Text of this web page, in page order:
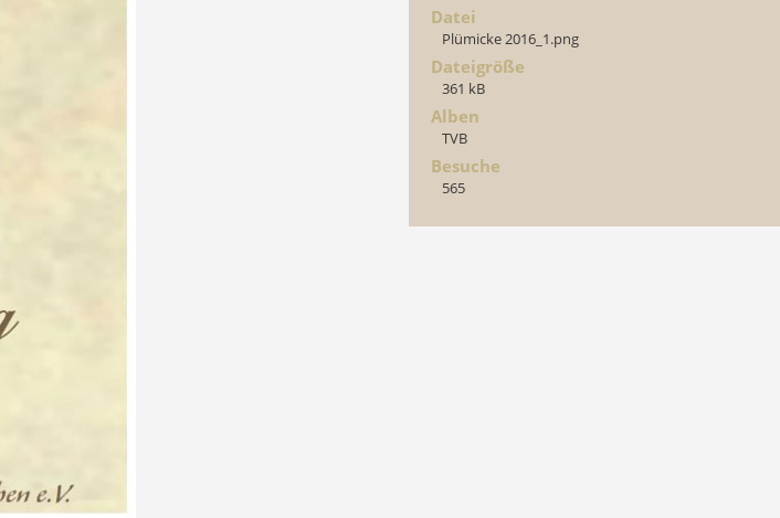
Datei
Plümicke 2016_1.png
Dateigröße
361 kB
Alben
TVB
Besuche
565